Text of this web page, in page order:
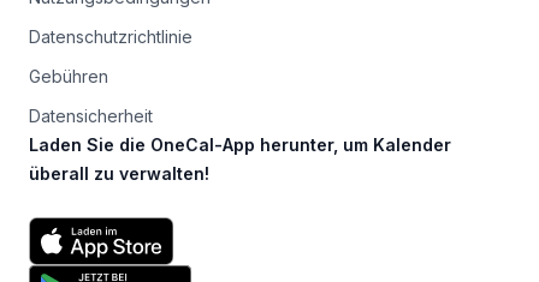
Datenschutzrichtlinie
Gebühren
Datensicherheit
Laden Sie die OneCal-App herunter, um Kalender
überall zu verwalten!